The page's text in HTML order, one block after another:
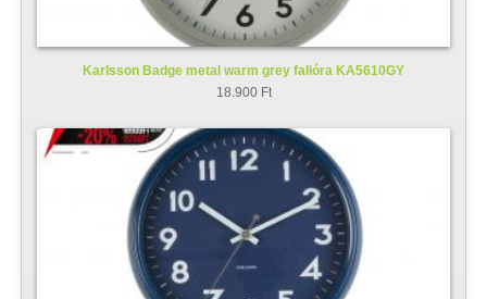
Karlsson Badge metal warm grey falióra KA5610GY
18.900 Ft